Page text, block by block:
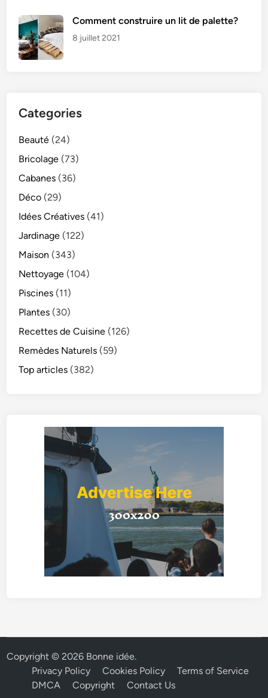
Comment construire un lit de palette?
8 juillet 2021
Categories
Beauté (24)
Bricolage (73)
Cabanes (36)
Déco (29)
Idées Créatives (41)
Jardinage (122)
Maison (343)
Nettoyage (104)
Piscines (11)
Plantes (30)
Recettes de Cuisine (126)
Remèdes Naturels (59)
Top articles (382)
Copyright © 2026 Bonne idée.
Privacy Policy
Cookies Policy
Terms of Service
DMCA
Copyright Contact Us